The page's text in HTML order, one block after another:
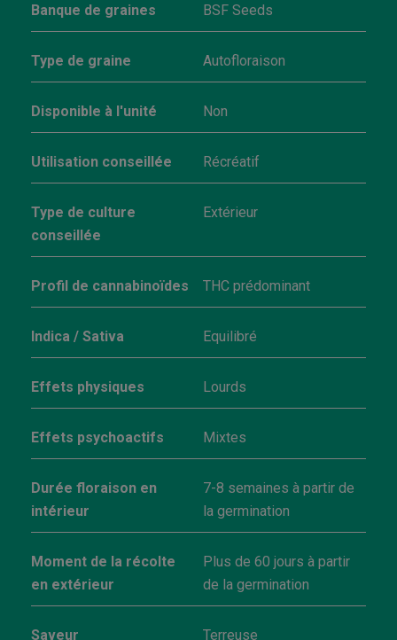
Banque de graines BSF Seeds
Type de graine Autofloraison
Disponible à l'unité Non
Utilisation conseillée Récréatif
Type de culture
conseillée
Extérieur
Profil de cannabinoïdes THC prédominant
Indica / Sativa Equilibré
Effets physiques Lourds
Effets psychoactifs Mixtes
Durée floraison en
intérieur
7-8 semaines à partir de
la germination
Moment de la récolte
en extérieur
Plus de 60 jours à partir
de la germination
Saveur Terreuse